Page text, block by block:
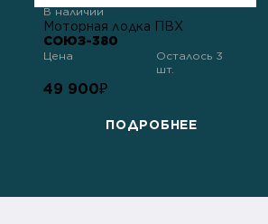
В наличии
Моторная лодка ПВХ
СОЮЗ-380
Цена
Осталось 3
шт.
49 900₽
ПОДРОБНЕЕ